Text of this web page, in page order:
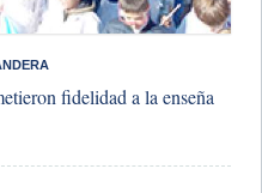
fidelidad a la enseña